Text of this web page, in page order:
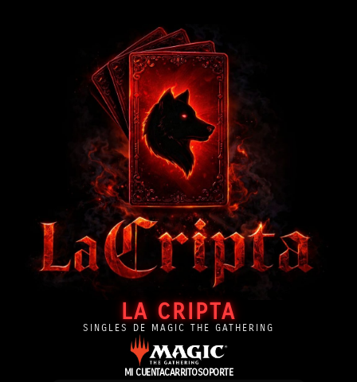
LA CRIPTA
SINGLES DE MAGIC THE GATHERING
MI CUENTACARRITOSOPORTE